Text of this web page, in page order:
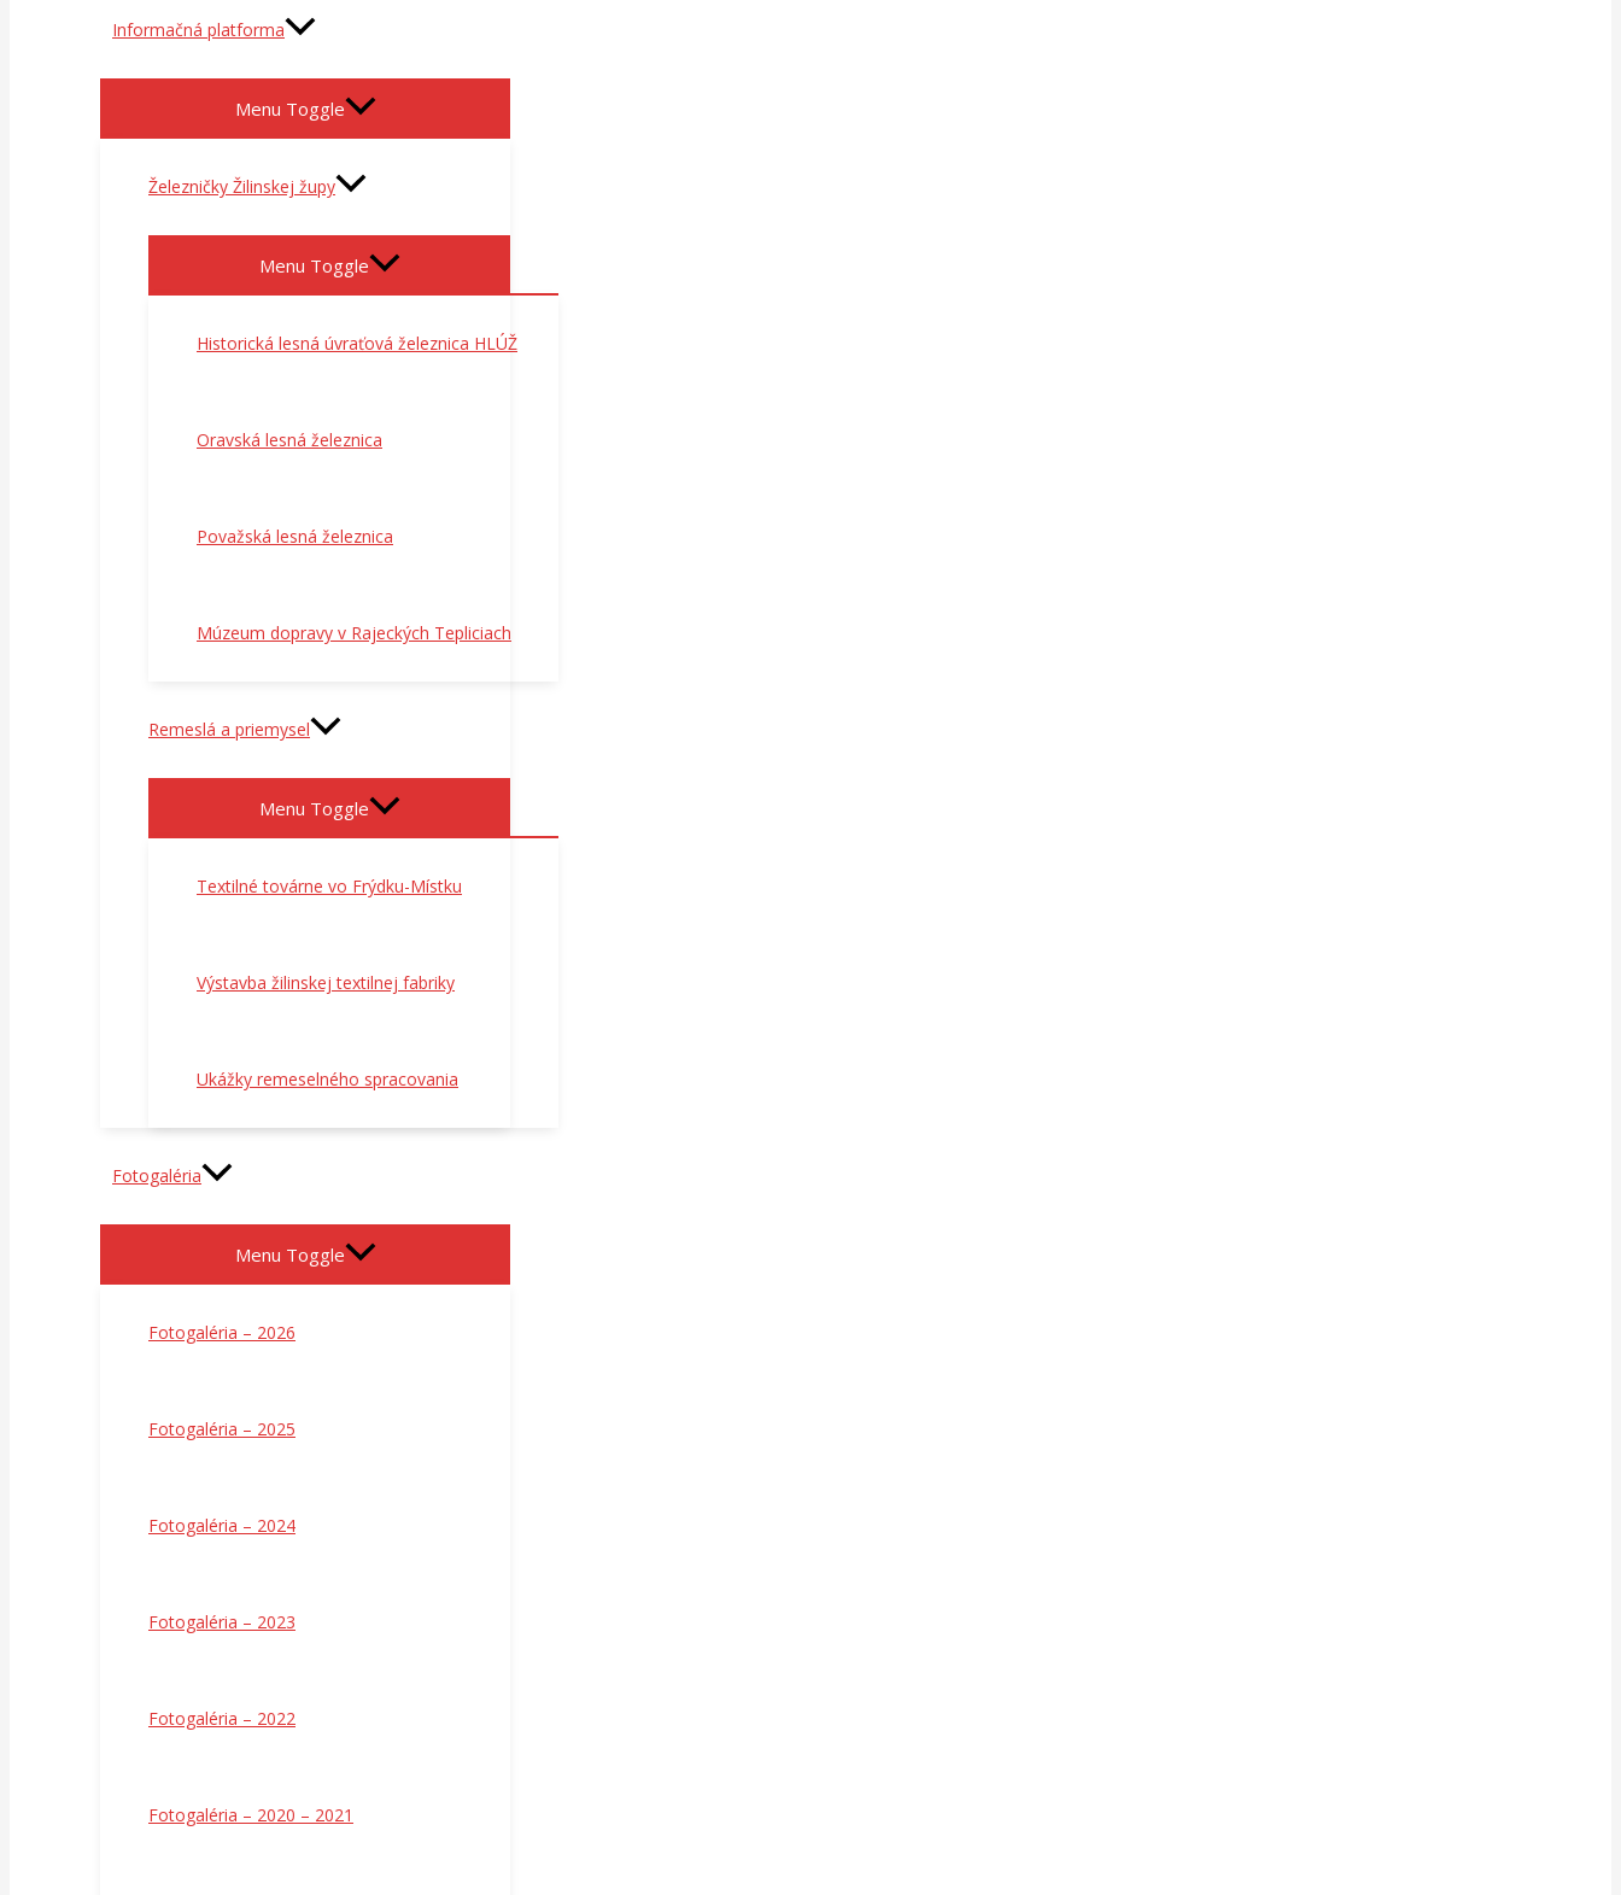
Informačná platforma
Menu Toggle
Železničky Žilinskej župy
Menu Toggle
Historická lesná úvraťová železnica HLÚŽ
Oravská lesná železnica
Považská lesná železnica
Múzeum dopravy v Rajeckých Tepliciach
Remeslá a priemysel
Menu Toggle
Textilné továrne vo Frýdku-Místku
Výstavba žilinskej textilnej fabriky
Ukážky remeselného spracovania
Fotogaléria
Menu Toggle
Fotogaléria – 2026
Fotogaléria – 2025
Fotogaléria – 2024
Fotogaléria – 2023
Fotogaléria – 2022
Fotogaléria – 2020 – 2021